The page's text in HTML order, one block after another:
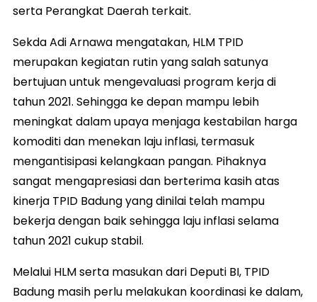
serta Perangkat Daerah terkait.
Sekda Adi Arnawa mengatakan, HLM TPID
merupakan kegiatan rutin yang salah satunya
bertujuan untuk mengevaluasi program kerja di
tahun 2021. Sehingga ke depan mampu lebih
meningkat dalam upaya menjaga kestabilan harga
komoditi dan menekan laju inflasi, termasuk
mengantisipasi kelangkaan pangan. Pihaknya
sangat mengapresiasi dan berterima kasih atas
kinerja TPID Badung yang dinilai telah mampu
bekerja dengan baik sehingga laju inflasi selama
tahun 2021 cukup stabil.
Melalui HLM serta masukan dari Deputi BI, TPID
Badung masih perlu melakukan koordinasi ke dalam,